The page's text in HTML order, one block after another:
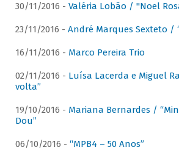
30/11/2016 - Valéria Lobão / "Noel
23/11/2016 - André Marques Sexteto /
16/11/2016 - Marco Pereira Trio
02/11/2016 - Luísa Lacerda e Miguel
volta”
19/10/2016 - Mariana Bernardes /
Dou”
06/10/2016 - “MPB4 – 50 Anos”